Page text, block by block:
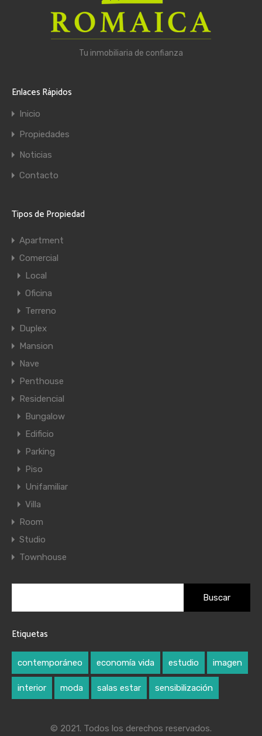
Tu inmobiliaria de confianza
Enlaces Rápidos
Inicio
Propiedades
Noticias
Contacto
Tipos de Propiedad
Apartment
Comercial
Local
Oficina
Terreno
Duplex
Mansion
Nave
Penthouse
Residencial
Bungalow
Edificio
Parking
Piso
Unifamiliar
Villa
Room
Studio
Townhouse
Etiquetas
contemporáneo economía vida estudio imagen
interior moda salas estar sensibilización
© 2021. Todos los derechos reservados.